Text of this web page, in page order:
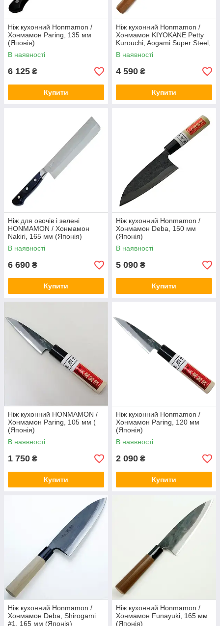
Ніж кухонний Honmamon /
Хонмамон Paring, 135 мм
(Японія)
В наявності
6 125 ₴
Купити
Ніж кухонний Honmamon /
Хонмамон KIYOKANE Petty
Kurouchi, Aogami Super Steel,
150 мм (Японія)
В наявності
4 590 ₴
Купити
Ніж для овочів і зелені
HONMAMON / Хонмамон
Nakiri, 165 мм (Японія)
В наявності
6 690 ₴
Купити
Ніж кухонний Honmamon /
Хонмамон Deba, 150 мм
(Японія)
В наявності
5 090 ₴
Купити
Ніж кухонний HONMAMON /
Хонмамон Paring, 105 мм (
(Японія)
В наявності
1 750 ₴
Купити
Ніж кухонний Honmamon /
Хонмамон Paring, 120 мм
(Японія)
В наявності
2 090 ₴
Купити
Ніж кухонний Honmamon /
Хонмамон Deba, Shirogami
#1, 165 мм (Японія)
Ніж кухонний Honmamon /
Хонмамон Funayuki, 165 мм
(Японія)